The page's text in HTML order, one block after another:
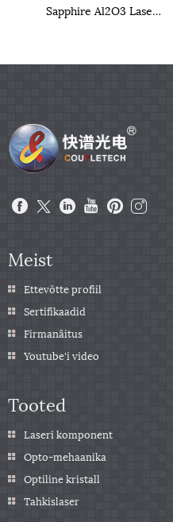
Sapphire Al2O3 Laser Crystal aknad
Meist
Ettevõtte profiil
Sertifikaadid
Firmanäitus
Youtube'i video
Tooted
Laseri komponent
Opto-mehaanika
Optiline kristall
Tahkislaser